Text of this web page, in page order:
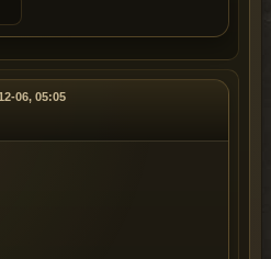
06, 05:05